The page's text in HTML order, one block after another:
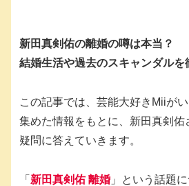
新田真剣佑の離婚の噂は本当？
結婚生活や過去のスキャンダルを
この記事では、芸能大好きMiiが
集めた情報をもとに、新田真剣佑
疑問に答えていきます。
「 新田真剣佑 離婚 」という話題